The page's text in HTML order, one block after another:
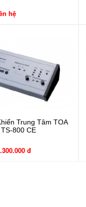
hệ
Trung Tâm TOA
TS-800 CE
đ